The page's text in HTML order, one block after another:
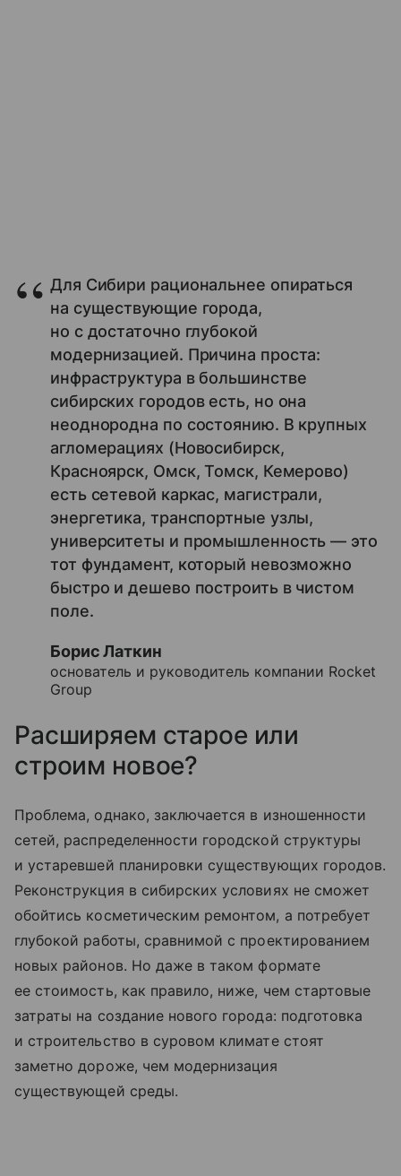
Для Сибири рациональнее опираться
на существующие города,
но с достаточно глубокой
модернизацией. Причина проста:
инфраструктура в большинстве
сибирских городов есть, но она
неоднородна по состоянию. В крупных
агломерациях (Новосибирск,
Красноярск, Омск, Томск, Кемерово)
есть сетевой каркас, магистрали,
энергетика, транспортные узлы,
университеты и промышленность — это
тот фундамент, который невозможно
быстро и дешево построить в чистом
поле.
Борис Латкин
основатель и руководитель компании Rocket
Group
Расширяем старое или
строим новое?
Проблема, однако, заключается в изношенности
сетей, распределенности городской структуры
и устаревшей планировки существующих городов.
Реконструкция в сибирских условиях не сможет
обойтись косметическим ремонтом, а потребует
глубокой работы, сравнимой с проектированием
новых районов. Но даже в таком формате
ее стоимость, как правило, ниже, чем стартовые
затраты на создание нового города: подготовка
и строительство в суровом климате стоят
заметно дороже, чем модернизация
существующей среды.